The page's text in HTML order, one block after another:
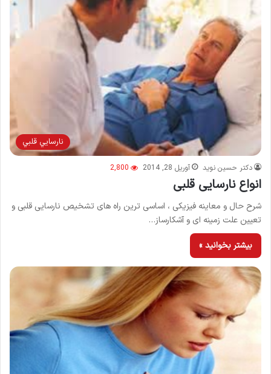
نارسايي قلبي
دکتر حسین نوید آوریل 28, 2014 2,800
انواع نارسایی قلبی
شرح حال و معاینه فیزیکی ، اساسی ترین راه های تشخیص نارسایی قلبی و
تعیین علت زمینه ای و آشکارساز…
بیشتر بخوانید »